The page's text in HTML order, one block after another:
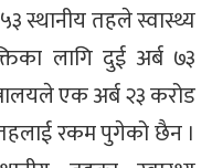
स्थानीय तहले स्वास्थ्य
लागि दुई अर्ब ७३
एक अर्ब २३ करोड
तहलाई रकम पुगेको छैन ।